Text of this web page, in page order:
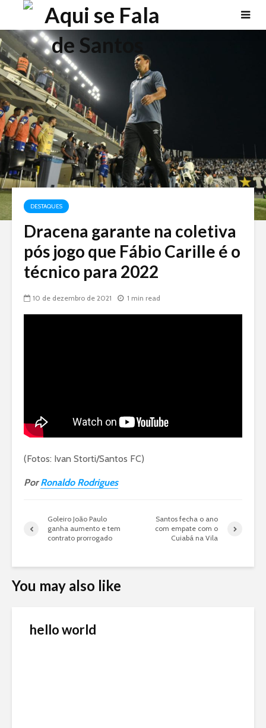
DESTAQUES
Dracena garante na coletiva
pós jogo que Fábio Carille é o
técnico para 2022
10 de dezembro de 2021 1 min read
(Fotos: Ivan Storti/Santos FC)
PorRonaldo Rodrigues
Goleiro João Paulo
ganha aumento e tem
contrato prorrogado
Santos fecha o ano
com empate com o
Cuiabá na Vila
You may also like
hello world